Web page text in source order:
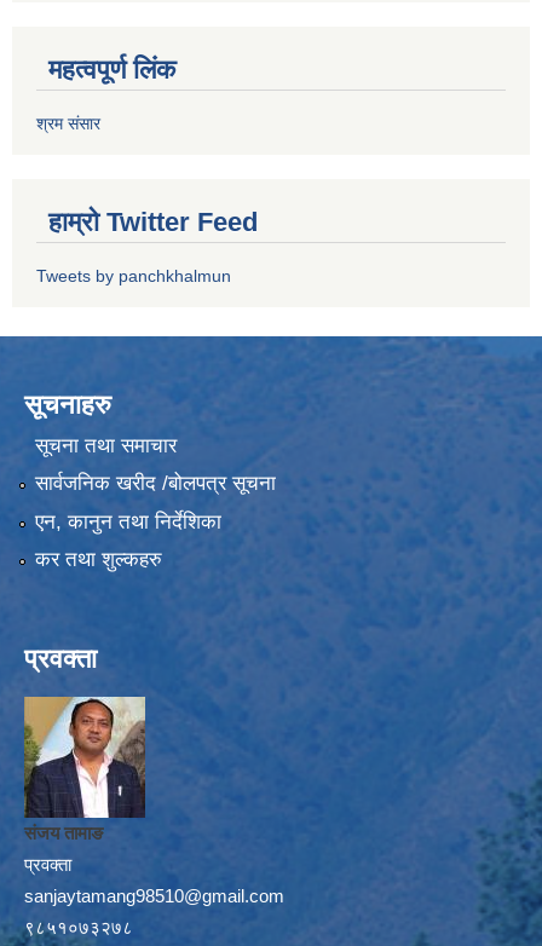
महत्वपूर्ण लिंक
श्रम संसार
हाम्रो Twitter Feed
Tweets by panchkhalmun
सूचनाहरु
सूचना तथा समाचार
सार्वजनिक खरीद /बोलपत्र सूचना
एन, कानुन तथा निर्देशिका
कर तथा शुल्कहरु
प्रवक्ता
संजय तामाङ
प्रवक्ता
sanjaytamang98510@gmail.com
९८५१०७३२७८